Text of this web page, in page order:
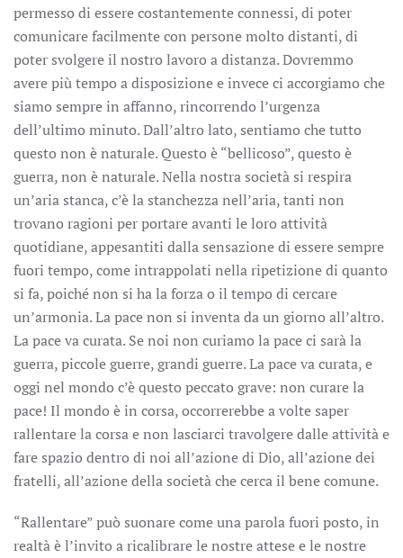
permesso di essere costantemente connessi, di poter
comunicare facilmente con persone molto distanti, di
poter svolgere il nostro lavoro a distanza. Dovremmo
avere più tempo a disposizione e invece ci accorgiamo che
siamo sempre in affanno, rincorrendo l’urgenza
dell’ultimo minuto. Dall’altro lato, sentiamo che tutto
questo non è naturale. Questo è “bellicoso”, questo è
guerra, non è naturale. Nella nostra società si respira
un’aria stanca, c’è la stanchezza nell’aria, tanti non
trovano ragioni per portare avanti le loro attività
quotidiane, appesantiti dalla sensazione di essere sempre
fuori tempo, come intrappolati nella ripetizione di quanto
si fa, poiché non si ha la forza o il tempo di cercare
un’armonia. La pace non si inventa da un giorno all’altro.
La pace va curata. Se noi non curiamo la pace ci sarà la
guerra, piccole guerre, grandi guerre. La pace va curata, e
oggi nel mondo c’è questo peccato grave: non curare la
pace! Il mondo è in corsa, occorrerebbe a volte saper
rallentare la corsa e non lasciarci travolgere dalle attività e
fare spazio dentro di noi all’azione di Dio, all’azione dei
fratelli, all’azione della società che cerca il bene comune.
“Rallentare” può suonare come una parola fuori posto, in
realtà è l’invito a ricalibrare le nostre attese e le nostre